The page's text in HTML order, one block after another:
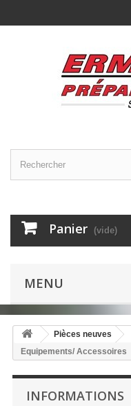
Panier (vide)
MENU
Pièces neuves
Equipements/ Accessoires
INFORMATIONS